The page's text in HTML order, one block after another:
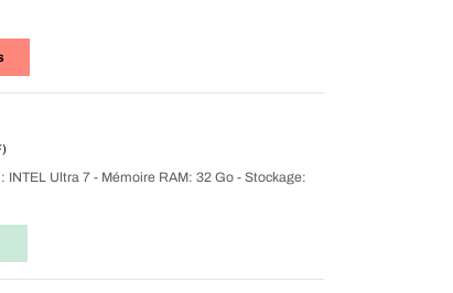
INTEL Ultra 7 - Mémoire RAM: 32 Go - Stockage: